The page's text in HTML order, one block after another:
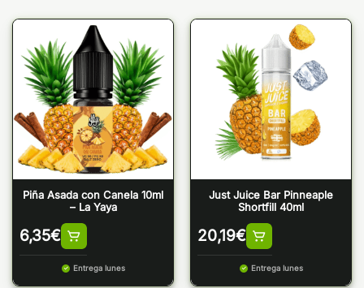
Piña Asada con Canela 10ml
– La Yaya
6,35€
Entrega lunes
Just Juice Bar Pinneaple
Shortfill 40ml
20,19€
Entrega lunes